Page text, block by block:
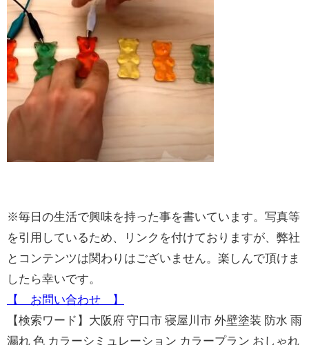
※毎日の生活で興味を持った事を書いています。写真等
を引用しているため、リンクを付けておりますが、弊社
とコンテンツは関わりはございません。楽しんで頂けま
したら幸いです。
【 お問い合わせ 】
【検索ワード】大阪府 守口市 寝屋川市 外壁塗装 防水 雨
漏れ 色 カラーシミュレーション カラープラン おしゃれ